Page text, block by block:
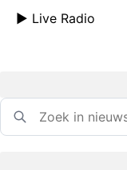
naar
► Live Radio